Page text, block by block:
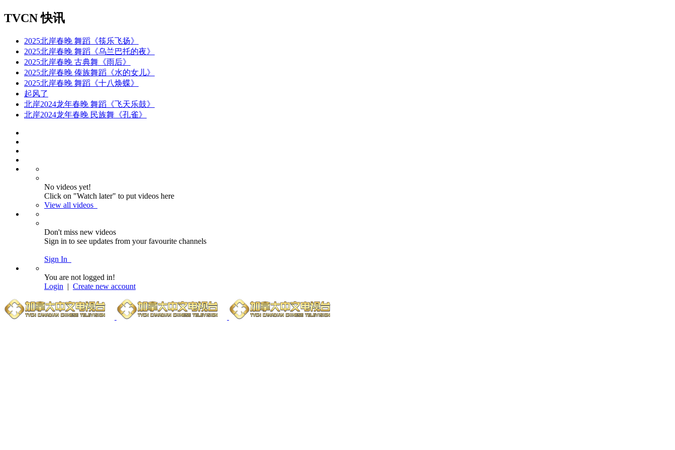
TVCN 快讯
2025北岸春晚 舞蹈《筷乐飞扬》
2025北岸春晚 舞蹈《乌兰巴托的夜》
2025北岸春晚 古典舞《雨后》
2025北岸春晚 傣族舞蹈《水的女儿》
2025北岸春晚 舞蹈《十八焕蝶》
起风了
北岸2024龙年春晚 舞蹈《飞天乐鼓》
北岸2024龙年春晚 民族舞《孔雀》
No videos yet!
Click on "Watch later" to put videos here
View all videos
Don't miss new videos
Sign in to see updates from your favourite channels
Sign In
You are not logged in!
Login | Create new account